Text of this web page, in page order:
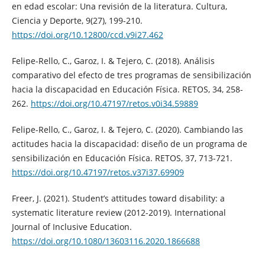
en edad escolar: Una revisión de la literatura. Cultura,
Ciencia y Deporte, 9(27), 199-210.
https://doi.org/10.12800/ccd.v9i27.462
Felipe-Rello, C., Garoz, I. & Tejero, C. (2018). Análisis
comparativo del efecto de tres programas de sensibilización
hacia la discapacidad en Educación Física. RETOS, 34, 258-
262. https://doi.org/10.47197/retos.v0i34.59889
Felipe-Rello, C., Garoz, I. & Tejero, C. (2020). Cambiando las
actitudes hacia la discapacidad: diseño de un programa de
sensibilización en Educación Física. RETOS, 37, 713-721.
https://doi.org/10.47197/retos.v37i37.69909
Freer, J. (2021). Student’s attitudes toward disability: a
systematic literature review (2012-2019). International
Journal of Inclusive Education.
https://doi.org/10.1080/13603116.2020.1866688